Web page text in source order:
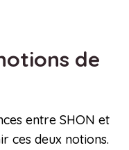
de
entre SHON et
ces deux notions.